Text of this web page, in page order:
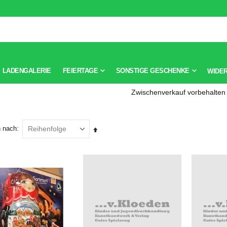
LADENGALERIE FEIERTAGE SONSTIGE GESCHENKE
Zwischenverkauf vorbehalten
nach
Absteigend